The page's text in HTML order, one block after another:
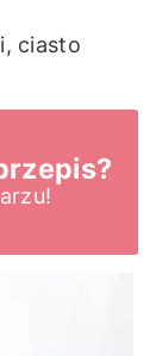
ciasto